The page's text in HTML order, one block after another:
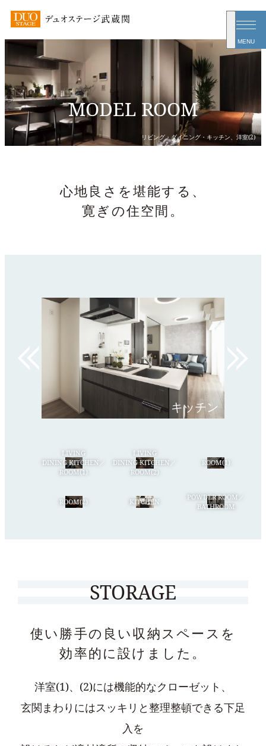
MENU
MODEL ROOM
心地良さを堪能する、
寛ぎの住空間。
洋室(2)
キッチン
LIVING
DINING KITCHEN／
ROOM(1)
LIVING
DINING KITCHEN／
ROOM(2)
ROOM(1)
ROOM(2) KITCHEN
POWDER ROOM／
BATHROOM
STORAGE
使い勝手の良い収納スペースを
効率的に設けました。
洋室(1)、(2)には機能的なクローゼット、
玄関まわり にはスッキリと整理整頓できる下足
入を